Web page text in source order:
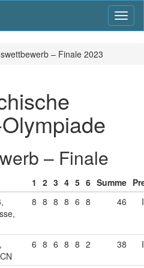
– Finale 2023
– Finale
1 2 3 4 5 6 Summe
8 8 8 8 6 8 46 I
6 8 6 8 8 2 38 I